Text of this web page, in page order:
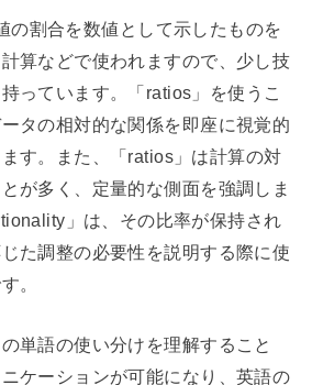
の割合を数値として示したものを
算などで使われますので、少し技
っています。「ratios」を使うこ
タの相対的な関係を即座に視覚的
す。また、「ratios」は計算の対
が多く、定量的な側面を強調しま
」は、その比率が保持され
た調整の必要性を説明する際に使
。
単語の使い分けを理解すること
ケーションが可能になり、英語の